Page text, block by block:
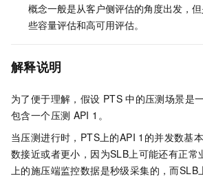
概念一般是从客户侧评估的角度出发，
些容量评估和高可用评估。
解释说明
为了便于理解，假设 PTS 中的压测场景是
包含一个压测 API 1。
当压测进行时，PTS上的API 1的并发数基
数接近或者更小，因为SLB上可能还有正常
上的施压端监控数据是秒级采集的，而SLB